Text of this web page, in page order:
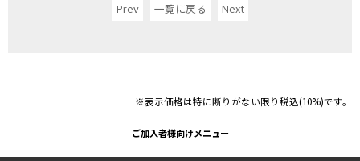
Prev 一覧に戻る Next
※表示価格は特に断りがない限り税込(10%)です。
ご加入者様向けメニュー